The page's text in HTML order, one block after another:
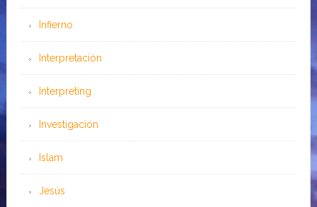
Infierno
Interpretación
Interpreting
Investigación
Islam
Jesús